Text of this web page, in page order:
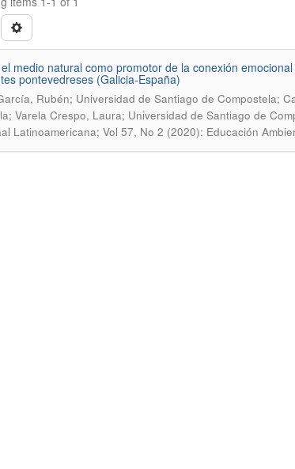
medio natural como promotor de la conexión
pontevedreses (Galicia-España)
Rubén; Universidad de Santiago de Compostela;
Varela Crespo, Laura; Universidad de Santiago de
Latinoamericana; Vol 57, No 2 (2020): Educación